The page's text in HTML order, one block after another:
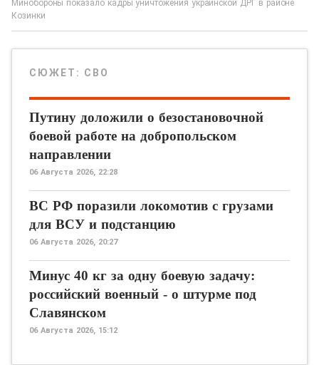
Минобороны показало кадры уничтожения украинской ДРГ в районе
Козинки
СЮЖЕТ: СВО
Путину доложили о безостановочной
боевой работе на добропольском
направлении
06 Августа 2026, 22:28
ВС РФ поразили локомотив с грузами
для ВСУ и подстанцию
06 Августа 2026, 20:27
Минус 40 кг за одну боевую задачу:
российский военный - о штурме под
Славянском
06 Августа 2026, 15:12